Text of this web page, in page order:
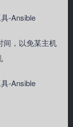
间，以免某主机